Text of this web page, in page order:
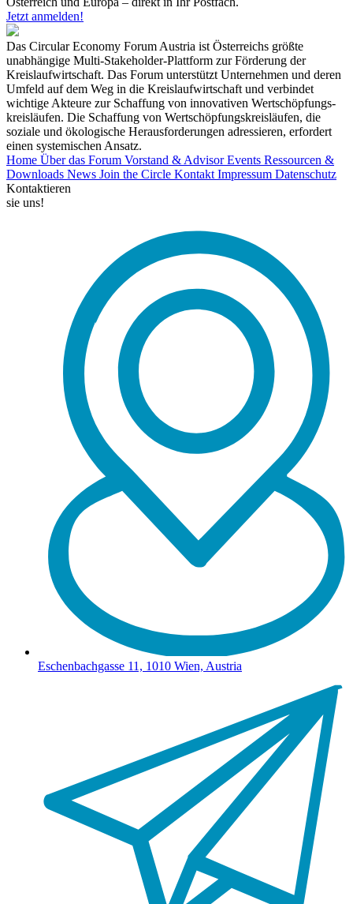
Jetzt anmelden!
Das Circular Economy Forum Austria ist Österreichs größte
unabhängige Multi-Stakeholder-Plattform zur Förderung der
Kreislaufwirtschaft. Das Forum unterstützt Unternehmen und deren
Umfeld auf dem Weg in die Kreislaufwirtschaft und verbindet
wichtige Akteure zur Schaffung von innovativen Wertschöpfungs-
kreisläufen. Die Schaffung von Wertschöpfungskreisläufen, die
soziale und ökologische Herausforderungen adressieren, erfordert
einen systemischen Ansatz.
Home Über das Forum Vorstand & AdvisorEvents Ressourcen &
Downloads News Join the Circle Kontakt Impressum Datenschutz
Kontaktieren
sie uns!
Eschenbachgasse 11, 1010 Wien, Austria